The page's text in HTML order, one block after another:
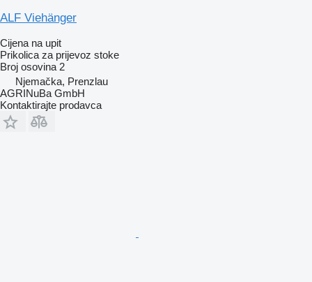
ALF Viehänger
Cijena na upit
Prikolica za prijevoz stoke
Broj osovina 2
Njemačka, Prenzlau
AGRINuBa GmbH
Kontaktirajte prodavca